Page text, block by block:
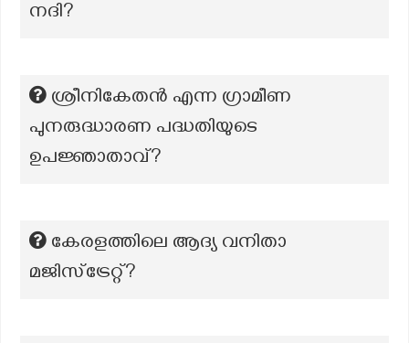
നദി?
ശ്രീനികേതൻ എന്ന ഗ്രാമീണ
പുനരുദ്ധാരണ പദ്ധതിയുടെ
ഉപജ്ഞാതാവ്?
കേരളത്തിലെ ആദ്യ വനിതാ
മജിസ്‌ട്രേറ്റ്?